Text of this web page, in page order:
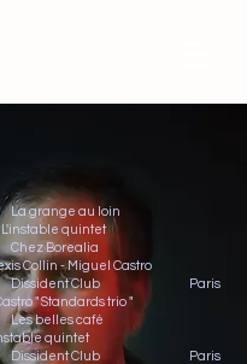
au loin
quintet
Borealia
- Miguel Castro
Dissident Club Paris
Standards trio "
belles café
quintet
Dissident Club Paris